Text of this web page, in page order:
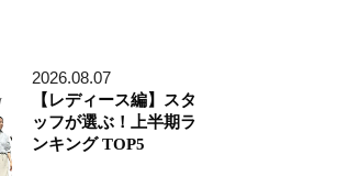
ザ店
リム店
タウン八重洲店
2026.08.07
【レディース編】スタ
ッフが選ぶ！上半期ラ
ンキング TOP5